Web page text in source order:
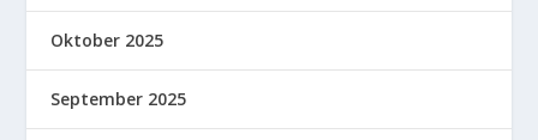
Oktober 2025
September 2025